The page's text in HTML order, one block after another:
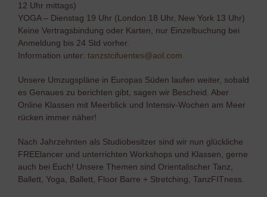
12 Uhr mittags)
YOGA – Dienstag 19 Uhr (London 18 Uhr, New York 13 Uhr)
Keine Vertragsbindung oder Karten, nur Einzelbuchung bei
Anmeldung bis 24 Std vorher.
Information unter: tanzstcifuentes@aol.com
Unsere Umzugspläne in Europas Süden laufen weiter, sobald
es Genaues zu berichten gibt, sagen wir Bescheid. Aber
Online Klassen mit Meerblick und Intensiv-Wochen am Meer
rücken immer näher!
Nach Jahrzehnten als Studiobesitzer sind wir nun glückliche
FREElancer und unterrichten Workshops und Klassen, gerne
auch bei Euch! Unsere Themen sind Orientalischer Tanz,
Ballett, Yoga, Ballett, Floor Barre + Stretching, TanzFITness.